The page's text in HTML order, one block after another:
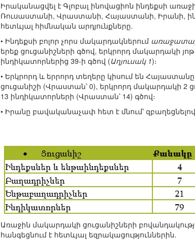
Իրականացվել է Գլոբալ ինովացիոն ինդեքսի
Ռուսաստանի, Վրաստանի, Հայաստանի, Իրանի,
հետևյալ հիմնական արդյունքները.
• Ինդեքսի բոլոր չորս մակարդակներում
երեք ցուցանիշների գծով, երկրորդ մակարդակի
ինդիկատորներից 39-ի գծով (Աղյուսակ 1)։
• Երկրորդ և երրորդ տեղերը կիսում են
ցուցանիշի (Վրաստան՝ 0), երկրորդ մակարդակի 2
13 ինդիկատորների (Վրաստան՝ 14) գծով։
• Իրանը բավականաչափ հետ է մնում՝
Առաջին մակարդակի ցուցանիշների
հանգեցնում է հետևյալ եզրակացություններին.